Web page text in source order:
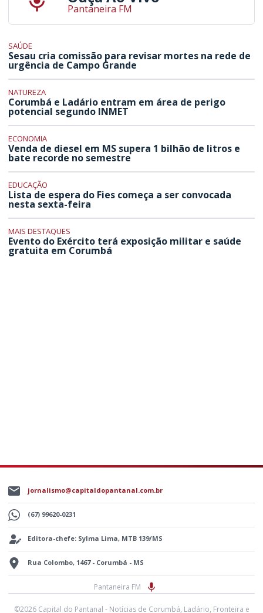
Pantaneira FM
SAÚDE
Sesau cria comissão para revisar mortes na rede de
urgência de Campo Grande
NATUREZA
Corumbá e Ladário entram em área de perigo
potencial segundo INMET
ECONOMIA
Venda de diesel em MS supera 1 bilhão de litros e
bate recorde no semestre
EDUCAÇÃO
Lista de espera do Fies começa a ser convocada
nesta sexta-feira
MAIS DESTAQUES
Evento do Exército terá exposição militar e saúde
gratuita em Corumbá
jornalismo@capitaldopantanal.com.br
(67) 99620-0231
Editora-chefe: Sylma Lima, MTB 139/MS
Rua Colombo, 1467 - Corumbá - MS
Pantaneira FM
©2026 Capital do Pantanal - Notícias de Corumbá, Ladário, Fronteira e